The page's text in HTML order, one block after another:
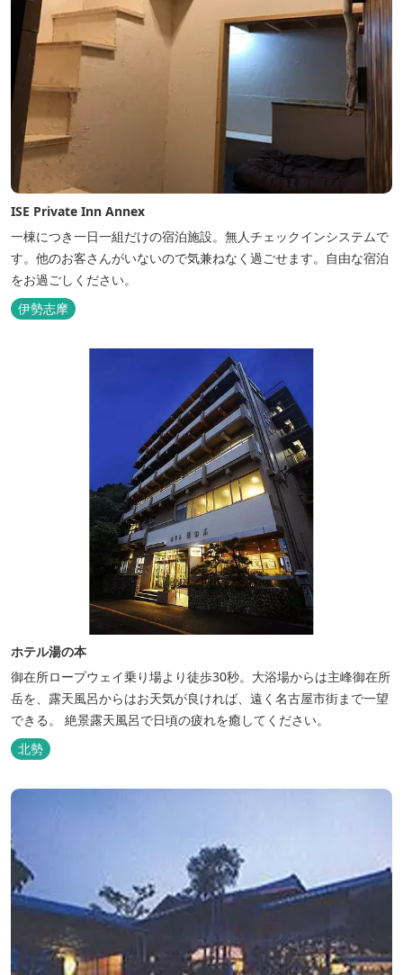
ISE Private Inn Annex
一棟につき一日一組だけの宿泊施設。無人チェックインシステムで
す。他のお客さんがいないので気兼ねなく過ごせます。自由な宿泊
をお過ごしください。
伊勢志摩
ホテル湯の本
御在所ロープウェイ乗り場より徒歩30秒。大浴場からは主峰御在所
岳を、露天風呂からはお天気が良ければ、遠く名古屋市街まで一望
できる。 絶景露天風呂で日頃の疲れを癒してください。
北勢